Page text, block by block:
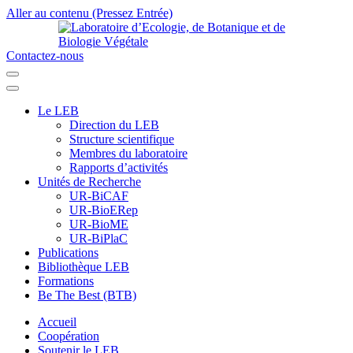
Aller au contenu (Pressez Entrée)
Contactez-nous
Le LEB
Direction du LEB
Structure scientifique
Membres du laboratoire
Rapports d’activités
Unités de Recherche
UR-BiCAF
UR-BioERep
UR-BioME
UR-BiPlaC
Publications
Bibliothèque LEB
Formations
Be The Best (BTB)
Accueil
Coopération
Soutenir le LEB